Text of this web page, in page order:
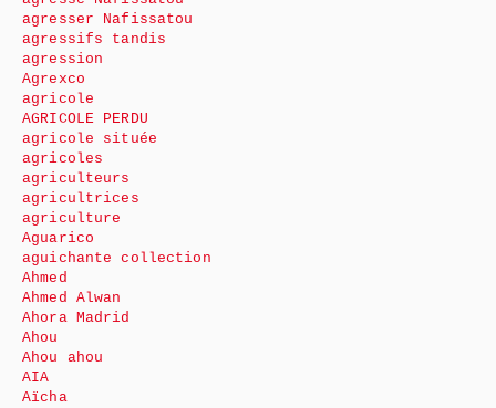
agresser Nafissatou
agressifs tandis
agression
Agrexco
agricole
AGRICOLE PERDU
agricole située
agricoles
agriculteurs
agricultrices
agriculture
Aguarico
aguichante collection
Ahmed
Ahmed Alwan
Ahora Madrid
Ahou
Ahou ahou
AIA
Aïcha